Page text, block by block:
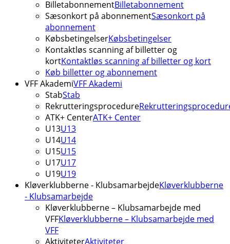
BilletabonnementBilletabonnement
Sæsonkort på abonnementSæsonkort på
abonnement
KøbsbetingelserKøbsbetingelser
Kontaktløs scanning af billetter og
kortKontaktløs scanning af billetter og kort
Køb billetter og abonnement
VFF AkademiVFF Akademi
StabStab
Rekrutteringsprocedure
ATK+ CenterATK+ Center
U13U13
U14U14
U15U15
U17U17
U19U19
Kløverklubberne - KlubsamarbejdeKløverklubberne
- Klubsamarbejde
Kløverklubberne – Klubsamarbejde med
VFFKløverklubberne – Klubsamarbejde med
VFF
AktiviteterAktiviteter